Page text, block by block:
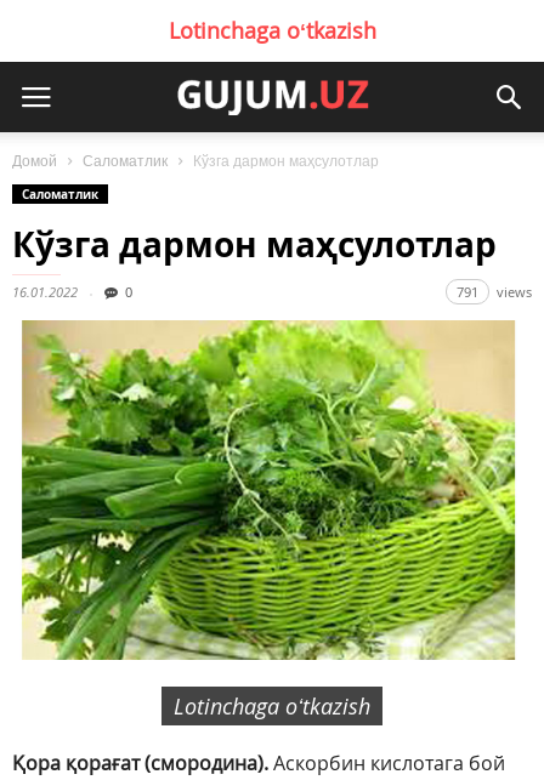
Lotinchaga oʻtkazish
Домой Саломатлик
Кўзга дармон маҳсулотлар
Саломатлик
Кўзга дармон маҳсулотлар
16.01.2022 0 791 views
Lotinchaga oʻtkazish
Қора қорағат (смородина).Аскорбин кислотага бой